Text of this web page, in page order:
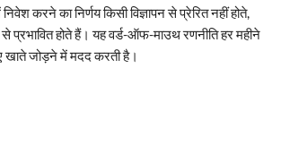
करने का निर्णय किसी विज्ञापन से प्रेरित नहीं होते,
से प्रभावित होते हैं। यह वर्ड-ऑफ-माउथ रणनीति हर महीने
खाते जोड़ने में मदद करती है।